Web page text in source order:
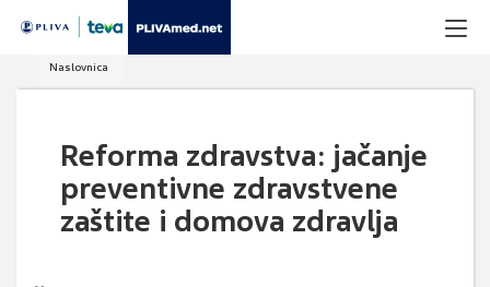
Naslovnica
Reforma zdravstva: jačanje
preventivne zdravstvene
zaštite i domova zdravlja